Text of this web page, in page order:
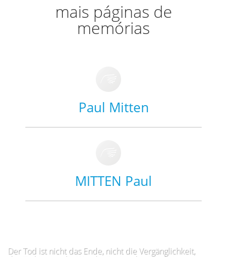
mais páginas de
memórias
Paul Mitten
MITTEN Paul
Der Tod ist nicht das Ende, nicht die Vergänglichkeit,